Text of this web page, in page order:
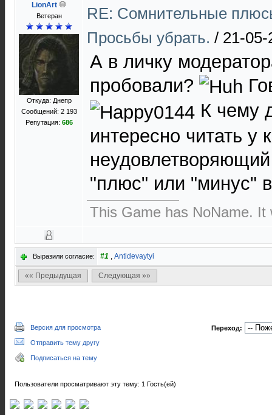
LionArt
Ветеран
Откуда: Днепр
Сообщений: 2 193
Репутация: 686
RE: Сомнительные
Просьбы убрать. / 21-05-
А в личку
пробовали?
К чему
интересно читать у
"плюс" или "минус"
This Game has NoName.
Выразили согласие: #1 , Antidevaytyi
«« Предыдущая Следующая »»
Версия для просмотра
Отправить тему другу
Подписаться на тему
Переход:
Пользователи просматривают эту тему: 1 Гость(ей)